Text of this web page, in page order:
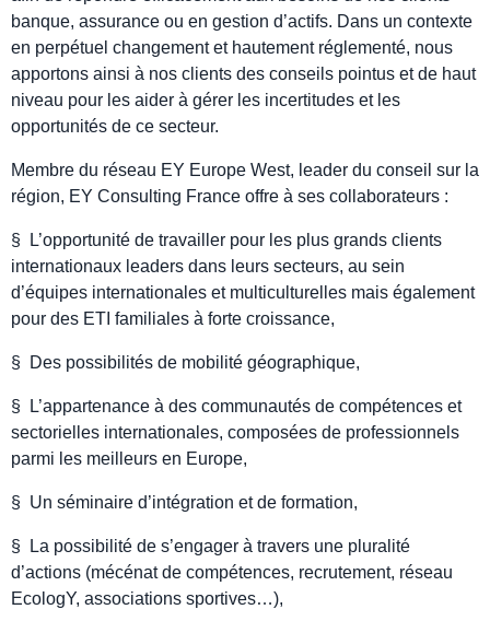
banque, assurance ou en gestion d’actifs. Dans un contexte
en perpétuel changement et hautement réglementé, nous
apportons ainsi à nos clients des conseils pointus et de haut
niveau pour les aider à gérer les incertitudes et les
opportunités de ce secteur.
Membre du réseau EY Europe West, leader du conseil sur la
région, EY Consulting France offre à ses collaborateurs :
§ L’opportunité de travailler pour les plus grands clients
internationaux leaders dans leurs secteurs, au sein
d’équipes internationales et multiculturelles mais également
pour des ETI familiales à forte croissance,
§ Des possibilités de mobilité géographique,
§ L’appartenance à des communautés de compétences et
sectorielles internationales, composées de professionnels
parmi les meilleurs en Europe,
§ Un séminaire d’intégration et de formation,
§ La possibilité de s’engager à travers une pluralité
d’actions (mécénat de compétences, recrutement, réseau
EcologY, associations sportives…),